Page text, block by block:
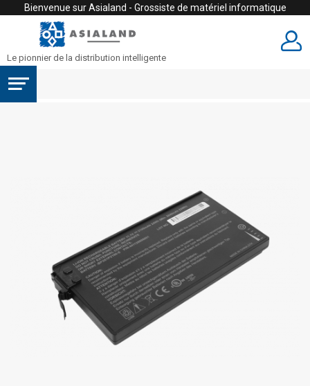
Bienvenue sur Asialand - Grossiste de matériel informatique
Le pionnier de la distribution intelligente